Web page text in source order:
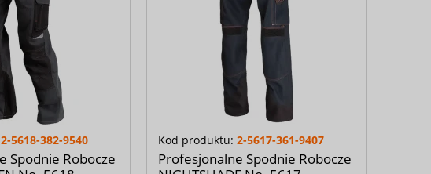
2-5618-382-9540
Spodnie Robocze
Kod produktu: 2-5617-361-9407
Profesjonalne Spodnie Robocze